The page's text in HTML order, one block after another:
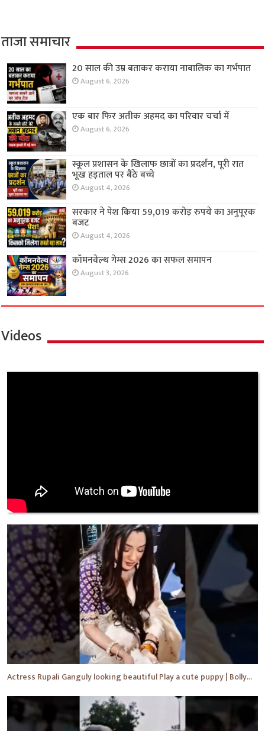
ताजा समाचार
20 साल की उम्र बताकर कराया नाबालिक का गर्भपात
August 6, 2026
एक बार फिर अतीक अहमद का परिवार चर्चा में
August 6, 2026
स्कूल प्रशासन के खिलाफ छात्रों का प्रदर्शन, पूरी रात
भूख हड़ताल पर बैठे बच्चे
August 4, 2026
सरकार ने पेश किया 59,019 करोड़ रुपये का अनुपूरक
बजट
August 4, 2026
कॉमनवेल्थ गेम्स 2026 का सफल समापन
August 3, 2026
Videos
Actress Rupali Ganguly looking beautiful Play a cute puppy | Bollywood | Bollywood News #shorts #yt